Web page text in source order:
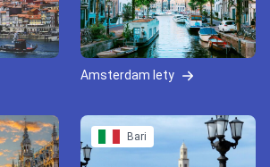
Amsterdam lety
Bari